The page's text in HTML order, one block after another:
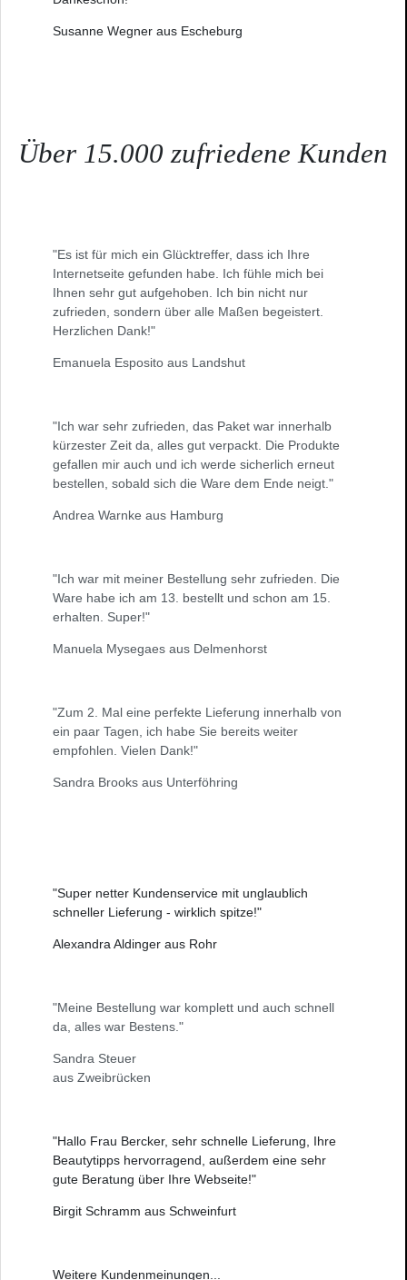
Susanne Wegner aus Escheburg
Über 15.000 zufriedene Kunden
"Es ist für mich ein Glücktreffer, dass ich Ihre
Internetseite gefunden habe. Ich fühle mich bei
Ihnen sehr gut aufgehoben. Ich bin nicht nur
zufrieden, sondern über alle Maßen begeistert.
Herzlichen Dank!"
Emanuela Esposito aus Landshut
"Ich war sehr zufrieden, das Paket war innerhalb
kürzester Zeit da, alles gut verpackt. Die Produkte
gefallen mir auch und ich werde sicherlich erneut
bestellen, sobald sich die Ware dem Ende neigt."
Andrea Warnke aus Hamburg
"Ich war mit meiner Bestellung sehr zufrieden. Die
Ware habe ich am 13. bestellt und schon am 15.
erhalten. Super!"
Manuela Mysegaes aus Delmenhorst
"Zum 2. Mal eine perfekte Lieferung innerhalb von
ein paar Tagen, ich habe Sie bereits weiter
empfohlen. Vielen Dank!"
Sandra Brooks aus Unterföhring
"Super netter Kundenservice mit unglaublich
schneller Lieferung - wirklich spitze!"
Alexandra Aldinger aus Rohr
"Meine Bestellung war komplett und auch schnell
da, alles war Bestens."
Sandra Steuer
aus Zweibrücken
"Hallo Frau Bercker, sehr schnelle Lieferung, Ihre
Beautytipps hervorragend, außerdem eine sehr
gute Beratung über Ihre Webseite!"
Birgit Schramm aus Schweinfurt
Weitere Kundenmeinungen...